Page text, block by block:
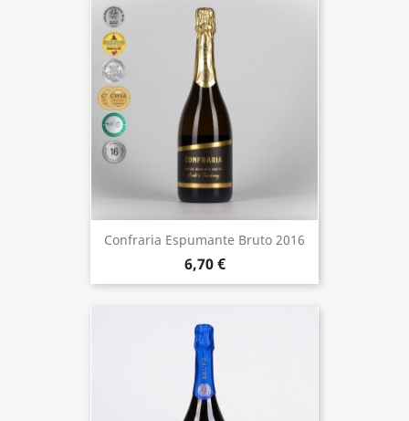
Confraria Espumante Bruto 2016
6,70 €